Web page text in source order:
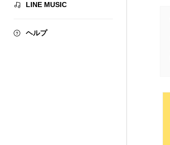
LINE MUSIC
ヘルプ